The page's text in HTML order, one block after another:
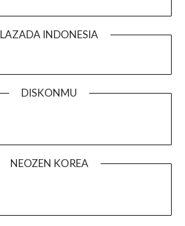
LAZADA INDONESIA
DISKONMU
NEOZEN KOREA